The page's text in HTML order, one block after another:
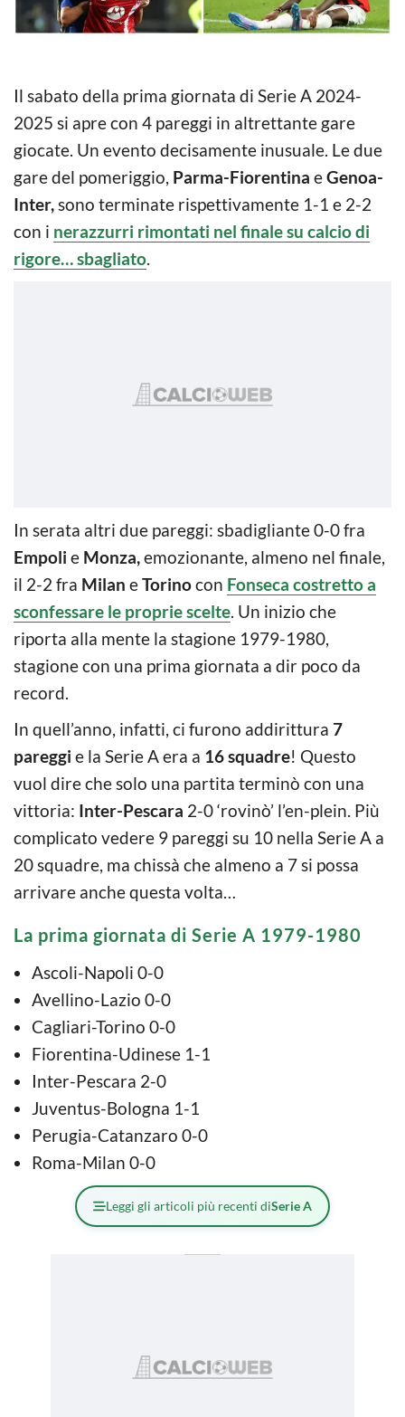
Il sabato della prima giornata di Serie A 2024-
2025 si apre con 4 pareggi in altrettante gare
giocate. Un evento decisamente inusuale. Le due
gare del pomeriggio, Parma-Fiorentina eGenoa-
Inter,sono terminate rispettivamente 1-1 e 2-2
con i nerazzurri rimontati nel finale su calcio di
rigore… sbagliato.
In serata altri due pareggi: sbadigliante 0-0 fra
Empoli e Monza,emozionante, almeno nel finale,
il 2-2 fra Milan eTorinocon Fonseca costretto a
sconfessare le proprie scelte. Un inizio che
riporta alla mente la stagione 1979-1980,
stagione con una prima giornata a dir poco da
record.
In quell’anno, infatti, ci furono addirittura 7
pareggi e la Serie A era a 16 squadre! Questo
vuol dire che solo una partita terminò con una
vittoria: Inter-Pescara 2-0 ‘rovinò’ l’en-plein. Più
complicato vedere 9 pareggi su 10 nella Serie A a
20 squadre, ma chissà che almeno a 7 si possa
arrivare anche questa volta…
La prima giornata di Serie A 1979-1980
Ascoli-Napoli 0-0
Avellino-Lazio 0-0
Cagliari-Torino 0-0
Fiorentina-Udinese 1-1
Inter-Pescara 2-0
Juventus-Bologna 1-1
Perugia-Catanzaro 0-0
Roma-Milan 0-0
Leggi gli articoli più recenti diSerie A